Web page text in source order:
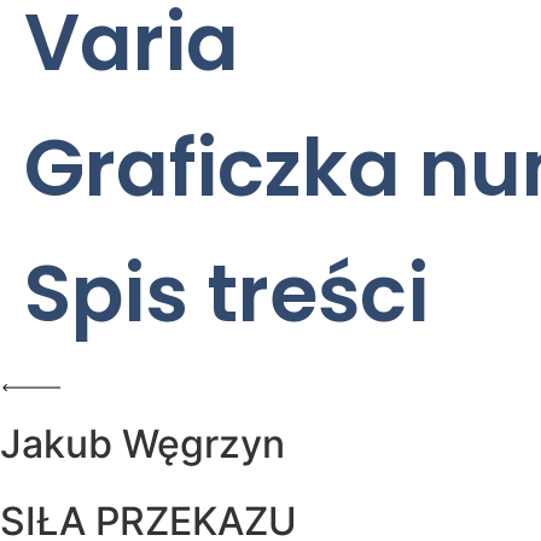
Varia
Graficzka
Spis treści
Jakub Węgrzyn
SIŁA PRZEKAZU